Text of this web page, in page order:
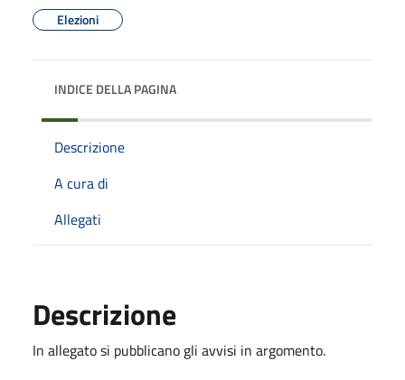
Elezioni
INDICE DELLA PAGINA
Descrizione
A cura di
Allegati
Descrizione
In allegato si pubblicano gli avvisi in argomento.